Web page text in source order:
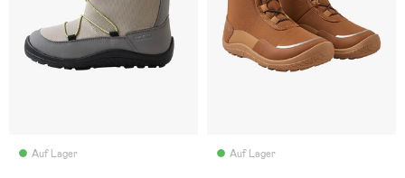
Auf Lager Auf Lager